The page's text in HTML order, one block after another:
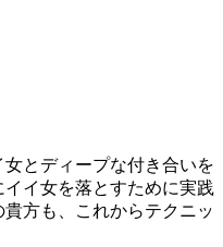
とディープな付き合いを
イ女を落とすために実践
方も、これからテクニッ